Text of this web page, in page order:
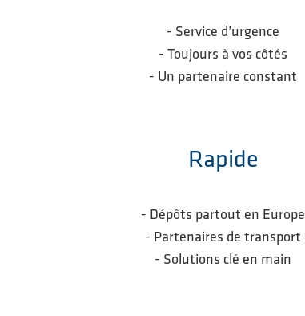
- Service d’urgence
- Toujours à vos côtés
- Un partenaire constant
Rapide
- Dépôts partout en Europe
- Partenaires de transport
- Solutions clé en main